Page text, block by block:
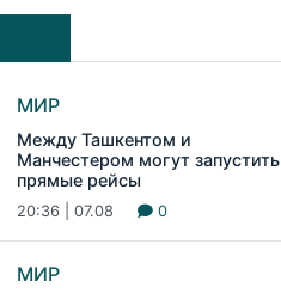
МИР
Между Ташкентом и
Манчестером могут запустить
прямые рейсы
20:36 | 07.08 0
МИР